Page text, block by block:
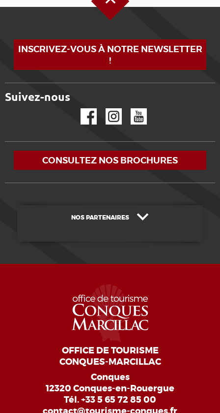
INSCRIVEZ-VOUS À NOTRE NEWSLETTER
!
Suivez-nous
CONSULTEZ NOS BROCHURES
NOS PARTENAIRES
OFFICE DE TOURISME
CONQUES-MARCILLAC
Conques
12320 Conques-en-Rouergue
Tél.+33 5 65 72 85 00